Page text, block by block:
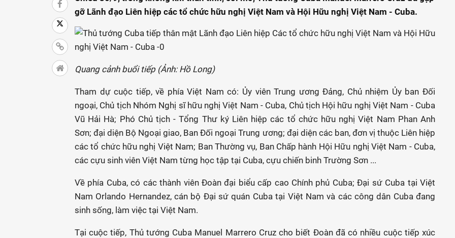
gỡ Lãnh đạo Liên hiệp các tổ chức hữu nghị Việt Nam và Hội Hữu nghị Việt Nam - Cuba.
Quang cảnh buổi tiếp (Ảnh: Hồ Long)
Tham dự cuộc tiếp, về phía Việt Nam có: Ủy viên Trung ương Đảng, Chủ nhiệm Ủy ban Đối
ngoại, Chủ tịch Nhóm Nghị sĩ hữu nghị Việt Nam - Cuba, Chủ tịch Hội hữu nghị Việt Nam - Cuba
Vũ Hải Hà; Phó Chủ tịch - Tổng Thư ký Liên hiệp các tổ chức hữu nghị Việt Nam Phan Anh
Sơn; đại diện Bộ Ngoại giao, Ban Đối ngoại Trung ương; đại diện các ban, đơn vị thuộc Liên hiệp
các tổ chức hữu nghị Việt Nam; Ban Thường vụ, Ban Chấp hành Hội Hữu nghị Việt Nam - Cuba,
các cựu sinh viên Việt Nam từng học tập tại Cuba, cựu chiến binh Trường Sơn ...
Về phía Cuba, có các thành viên Đoàn đại biểu cấp cao Chính phủ Cuba; Đại sứ Cuba tại Việt
Nam Orlando Hernandez, cán bộ Đại sứ quán Cuba tại Việt Nam và các công dân Cuba đang
sinh sống, làm việc tại Việt Nam.
Tại cuộc tiếp, Thủ tướng Cuba Manuel Marrero Cruz cho biết Đoàn đã có nhiều cuộc tiếp xúc